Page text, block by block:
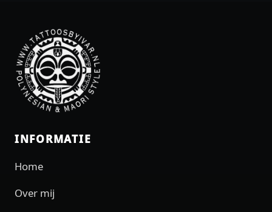
INFORMATIE
Home
Over mij